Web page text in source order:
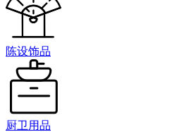
陈设饰品
厨卫用品